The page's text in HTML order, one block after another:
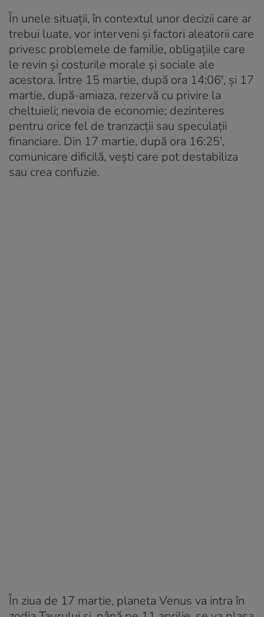
În unele situații, în contextul unor decizii care ar
trebui luate, vor interveni și factori aleatorii care
privesc problemele de familie, obligațiile care
le revin și costurile morale și sociale ale
acestora. Între 15 martie, după ora 14:06′, și 17
martie, după-amiaza, rezervă cu privire la
cheltuieli; nevoia de economie; dezinteres
pentru orice fel de tranzacții sau speculații
financiare. Din 17 martie, după ora 16:25′,
comunicare dificilă, vești care pot destabiliza
sau crea confuzie.
În ziua de 17 martie, planeta Venus va intra în